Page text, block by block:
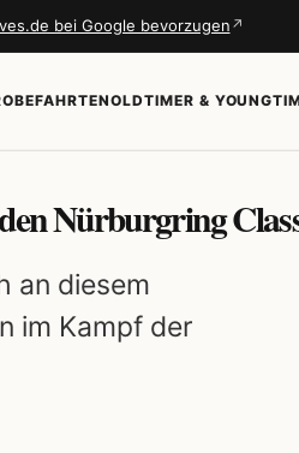
bei Google bevorzugen ↗
OLDTIMER &
Nürburgring
an diesem
im Kampf der